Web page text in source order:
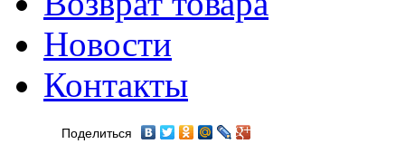
Новости
Контакты
Поделиться